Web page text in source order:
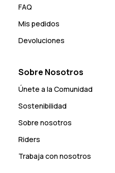
FAQ
Mis pedidos
Devoluciones
Sobre Nosotros
Únete a la Comunidad
Sostenibilidad
Sobre nosotros
Riders
Trabaja con nosotros